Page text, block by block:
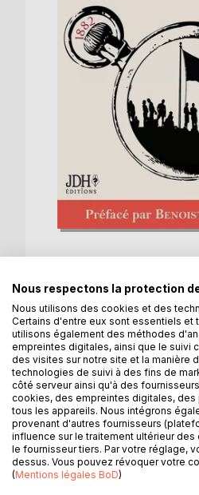
DESCRIPTION
Ce livre d'Ernest
pensée très forte,
t-elle les siècles, les
particulier et
fondamental ? La
code renvoyant vers
que découvrir ou
Les Atemporels,
pas de date de
Nous respectons la protection
Nous utilisons des cookies et des
Certains d'entre eux sont essentiels et
utilisons également des méthodes
empreintes digitales, ainsi que le suivi
des visites sur notre site et la manière
technologies de suivi à des fins de
côté serveur ainsi qu'à des
cookies, des empreintes digitales,
tous les appareils. Nous intégrons
provenant d'autres fournisseurs
influence sur le traitement ultérieur
le fournisseur tiers. Par votre réglage,
dessus. Vous pouvez révoquer votre
(Mentions légales BoD)